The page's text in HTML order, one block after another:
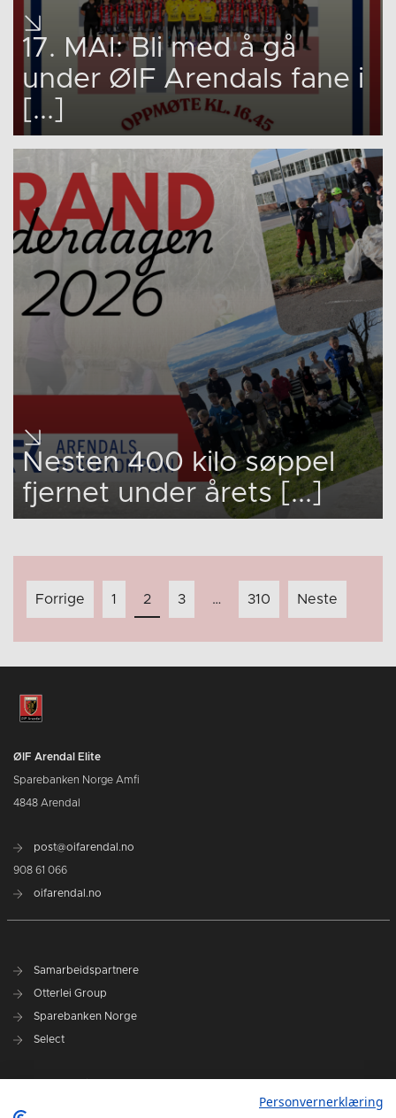
17. MAI: Bli med å gå
under ØIF Arendals fane i
[...]
Nesten 400 kilo søppel
fjernet under årets [...]
Innleggnavigasjon
Forrige 1 2 3 … 310 Neste
ØIF Arendal Elite
Sparebanken Norge Amfi
4848 Arendal
post@oifarendal.no
908 61 066
oifarendal.no
Samarbeidspartnere
Otterlei Group
Sparebanken Norge
Select
Personvernerklæring